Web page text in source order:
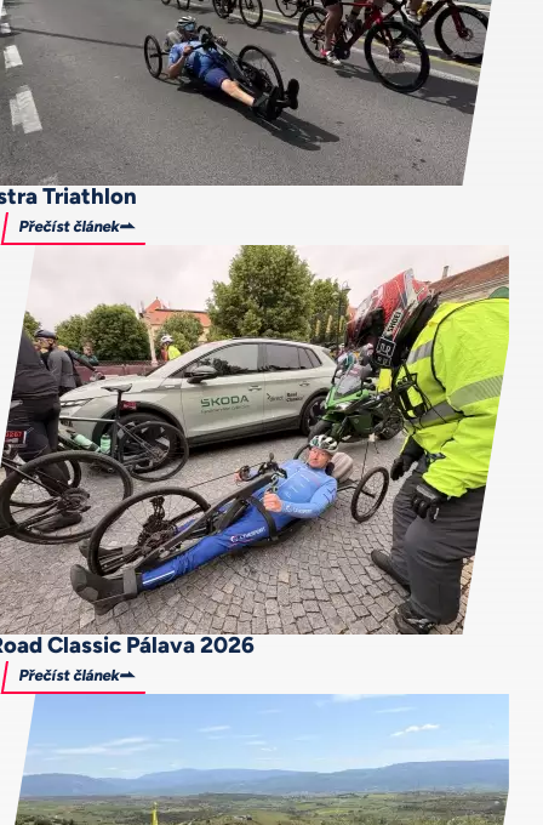
Triathlon
Přečíst článek
Classic Pálava 2026
Přečíst článek